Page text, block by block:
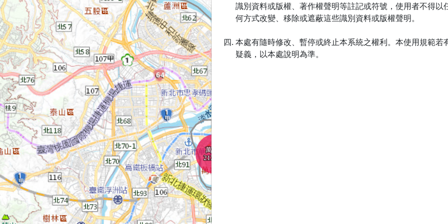
識別資料或版權、著作權聲明等註記或符號，使用者不得以
何方式改變、移除或遮蔽這些識別資料或版權聲明。
本處有隨時修改、暫停或終止本系統之權利。本使用規範若
疑義，以本處說明為準。